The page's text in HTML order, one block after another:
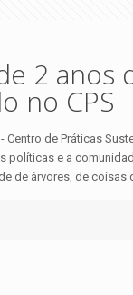
2 anos
no CPS
Centro de Práticas
políticas e a
de árvores, de coisas